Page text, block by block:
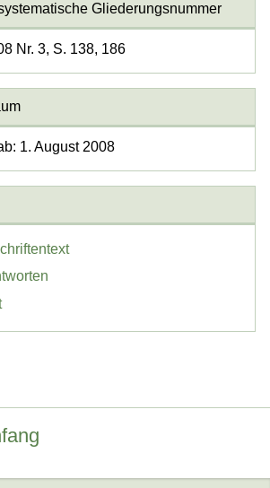
Gliederungsnummer
Nr. 3, S. 138, 186
1. August 2008